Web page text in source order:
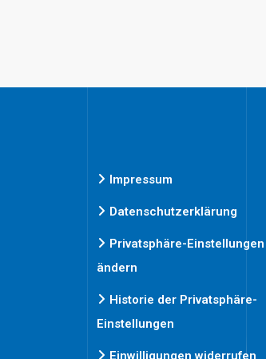
Impressum
Datenschutzerklärung
Privatsphäre-Einstellungen
ändern
Historie der Privatsphäre-
Einstellungen
Einwilligungen widerrufen